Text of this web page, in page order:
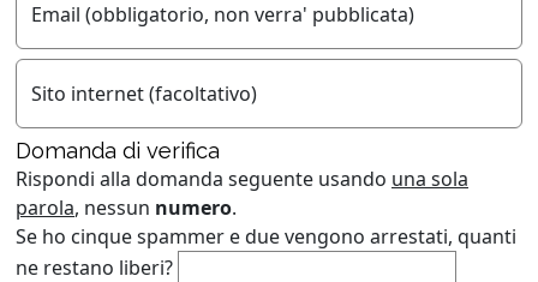
Email (obbligatorio, non verra' pubblicata)
Sito internet (facoltativo)
Domanda di verifica
Rispondi alla domanda seguente usando una sola
parola, nessun numero.
Se ho cinque spammer e due vengono arrestati, quanti
ne restano liberi?